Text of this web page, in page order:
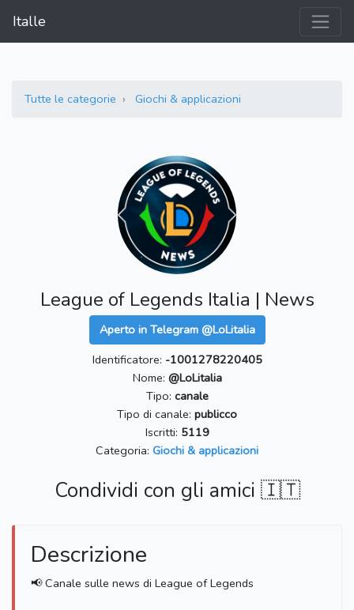
Italle
Tutte le categorie Giochi & applicazioni
League of Legends Italia | News
Aperto in Telegram @LoLitalia
Identificatore: -1001278220405
Nome: @LoLitalia
Tipo: canale
Tipo di canale: publicco
Iscritti: 5119
Categoria: Giochi & applicazioni
Condividi con gli amici 🇮🇹
Descrizione
📢 Canale sulle news di League of Legends